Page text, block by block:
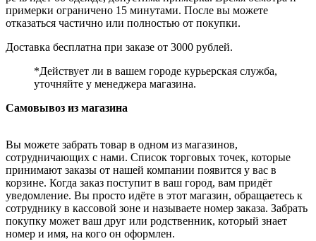
примерки ограничено 15 минутами. После вы можете
отказаться частично или полностью от покупки.
Доставка бесплатна при заказе от 3000 рублей.
*Действует ли в вашем городе курьерская служба,
уточняйте у менеджера магазина.
Самовывоз из магазина
Вы можете забрать товар в одном из магазинов,
сотрудничающих с нами. Список торговых точек, которые
принимают заказы от нашей компании появится у вас в
корзине. Когда заказ поступит в ваш город, вам придёт
уведомление. Вы просто идёте в этот магазин, обращаетесь к
сотруднику в кассовой зоне и называете номер заказа. Забрать
покупку может ваш друг или родственник, который знает
номер и имя, на кого он оформлен.